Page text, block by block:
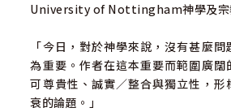
University of Nottingham神學及宗
「今日，對於神學來說，沒有甚麼
為重要。作者在這本重要而範圍廣闊
可尊貴性、誠實／整合與獨立性，形
衰的論題。」